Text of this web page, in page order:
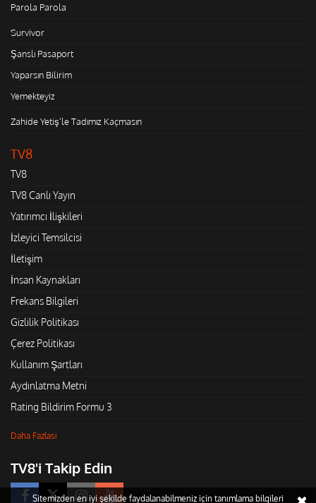
Parola Parola
Survivor
Şanslı Pasaport
Yaparsın Bilirim
Yemekteyiz
Zahide Yetiş'le Tadımız Kaçmasın
TV8
TV8
TV8 Canlı Yayın
Yatırımcı İlişkileri
İzleyici Temsilcisi
İletişim
İnsan Kaynakları
Frekans Bilgileri
Gizlilik Politikası
Çerez Politikası
Kullanım Şartları
Aydınlatma Metni
Rating Bildirim Formu 3
Daha Fazlası
TV8'i Takip Edin
Sitemizden en iyi şekilde faydalanabilmeniz için tanımlama bilgileri